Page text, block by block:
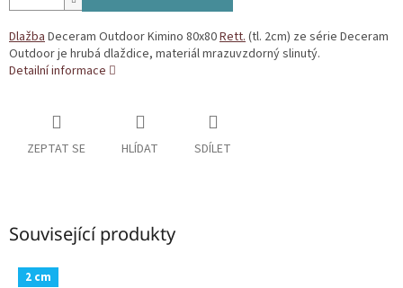
DlažbaDeceram Outdoor Kimino 80x80Rett.(tl. 2cm) ze série Deceram
Outdoor je hrubá dlaždice, materiál mrazuvzdorný slinutý.
Detailní informace
ZEPTAT SE HLÍDAT SDÍLET
Související produkty
2 cm